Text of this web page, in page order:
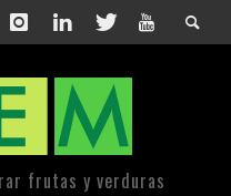
frutas y verduras